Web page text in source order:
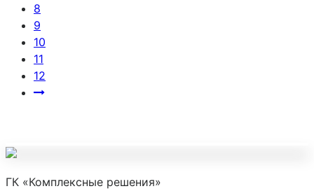
8
9
10
11
12
ГК «Комплексные решения»